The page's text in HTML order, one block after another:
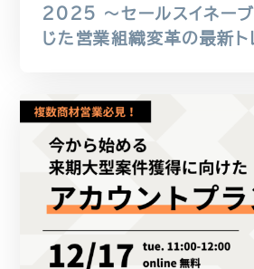
2025 〜セールスイネーブ
じた営業組織変革の最新ト